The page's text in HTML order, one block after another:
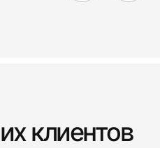
клиентов